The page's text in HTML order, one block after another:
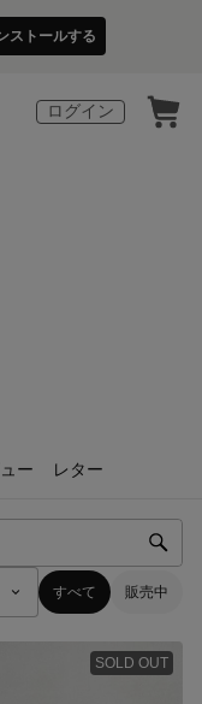
ストールする
ログイン
ー レター
すべて 販売中
SOLD OUT